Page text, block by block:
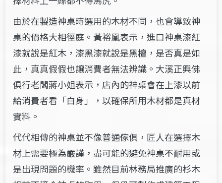
由於在製造神桌時選用的木材不同，也會導致神
桌的價格大相徑庭。黃裕凰表示，進口神桌漆紅
漆就說是紅木，漆黑漆就說是黑檀，是否真是如
此，真真假假也讓消費者無法辨識。大溪正興佛
俱行老闆蔣小姐表示，店內的神桌會在上漆以前
給消費者看「白身」，以確保所用木材都是真材
實料。
代代相傳的神桌並不像普通傢俱，匠人在選擇木
材上需要極為嚴謹，盡可能的避免神桌不耐用或
是出現問題的機率。雖然目前林務局推廣的杉木